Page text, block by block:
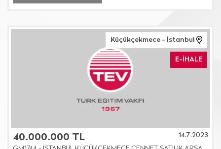
Küçükçekmece - İstanbul
E-İHALE
40.000.000 TL
14.7.2023